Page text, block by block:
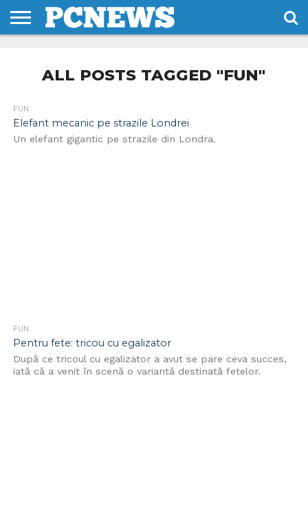
CONDITII
ALL POSTS TAGGED "FUN"
FUN
Elefant mecanic pe strazile Londrei
Un elefant gigantic pe strazile din Londra.
FUN
Pentru fete: tricou cu egalizator
După ce tricoul cu egalizator a avut se pare ceva succes,
iată că a venit în scenă o variantă destinată fetelor.